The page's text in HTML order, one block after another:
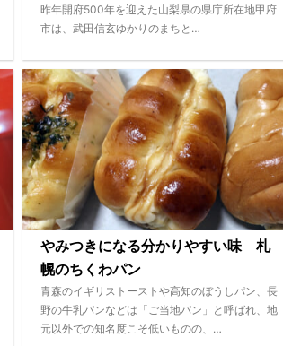
昨年開府500年を迎えた山梨県の県庁所在地甲府
市は、武田信玄ゆかりのまちと…
やみつきになる分かりやすい味 札
幌のちくわパン
青森のイギリストーストや高知のぼうしパン、長
野の牛乳パンなどは「ご当地パン」と呼ばれ、地
元以外での知名度こそ低いものの、…